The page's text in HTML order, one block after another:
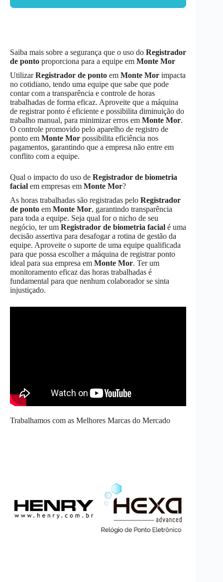
Saiba mais sobre a segurança que o uso do Registrador
de ponto proporciona para a equipe em Monte Mor
UtilizarRegistrador de ponto em Monte Mor impacta
no cotidiano, tendo uma equipe que sabe que pode
contar com a transparência e controle de horas
trabalhadas de forma eficaz. Aproveite que a máquina
de registrar ponto é eficiente e possibilita diminuição do
trabalho manual, para minimizar erros em Monte Mor.
O controle promovido pelo aparelho de registro de
ponto em Monte Mor possibilita eficiência nos
pagamentos, garantindo que a empresa não entre em
conflito com a equipe.
Qual o impacto do uso de Registrador de biometria
facial em empresas em Monte Mor?
As horas trabalhadas são registradas pelo Registrador
de ponto em Monte Mor, garantindo transparência
para toda a equipe. Seja qual for o nicho de seu
negócio, ter um Registrador de biometria facial é uma
decisão assertiva para desafogar a rotina de gestão da
equipe. Aproveite o suporte de uma equipe qualificada
para que possa escolher a máquina de registrar ponto
ideal para sua empresa em Monte Mor. Ter um
monitoramento eficaz das horas trabalhadas é
fundamental para que nenhum colaborador se sinta
injustiçado.
Trabalhamos com as Melhores Marcas do Mercado